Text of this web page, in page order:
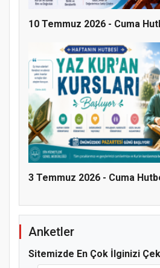
MÜFTÜ ABULSELAM
10 Temmuz 2026 - Cuma
3 Temmuz 2026 - Cuma
Anketler
Sitemizde En Çok İlginizi